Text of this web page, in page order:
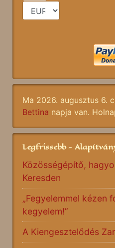
Ma 2026. augusztus 6.
Bettina napja van.
Legfrissebb -
Közösségépítő,
Keresden
„Fegyelemmel kézen
kegyelem!”
A Kiengesztelődés